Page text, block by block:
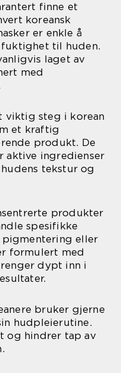
finne et
koreansk
er enkle å
til huden.
laget av
med
viktig steg i korean
et kraftig
produkt. De
aktive ingredienser
tekstur og
produkter
spesifikke
pigmentering eller
formulert med
dypt inn i
bruker gjerne
hudpleierutine.
og hindrer tap av